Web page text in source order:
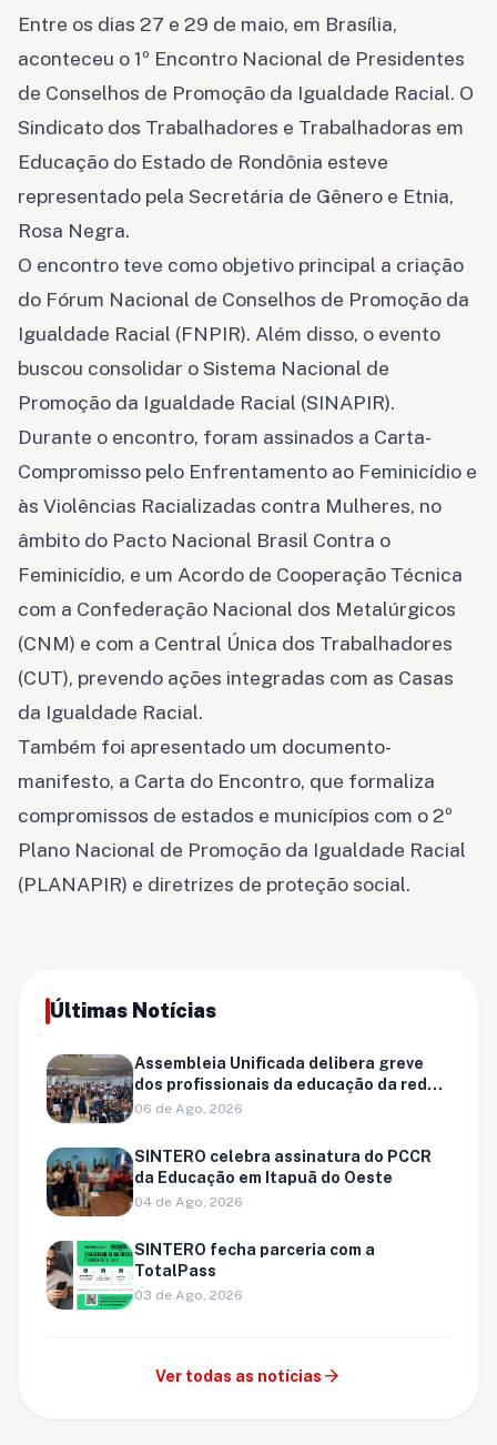
Entre os dias 27 e 29 de maio, em Brasília,
aconteceu o 1º Encontro Nacional de Presidentes
de Conselhos de Promoção da Igualdade Racial. O
Sindicato dos Trabalhadores e Trabalhadoras em
Educação do Estado de Rondônia esteve
representado pela Secretária de Gênero e Etnia,
Rosa Negra.
O encontro teve como objetivo principal a criação
do Fórum Nacional de Conselhos de Promoção da
Igualdade Racial (FNPIR). Além disso, o evento
buscou consolidar o Sistema Nacional de
Promoção da Igualdade Racial (SINAPIR).
Durante o encontro, foram assinados a Carta-
Compromisso pelo Enfrentamento ao Feminicídio e
às Violências Racializadas contra Mulheres, no
âmbito do Pacto Nacional Brasil Contra o
Feminicídio, e um Acordo de Cooperação Técnica
com a Confederação Nacional dos Metalúrgicos
(CNM) e com a Central Única dos Trabalhadores
(CUT), prevendo ações integradas com as Casas
da Igualdade Racial.
Também foi apresentado um documento-
manifesto, a Carta do Encontro, que formaliza
compromissos de estados e municípios com o 2º
Plano Nacional de Promoção da Igualdade Racial
(PLANAPIR) e diretrizes de proteção social.
Últimas Notícias
Assembleia Unificada delibera greve
dos profissionais da educação da rede
municipal de Porto Velho
06 de Ago, 2026
SINTERO celebra assinatura do PCCR
da Educação em Itapuã do Oeste
04 de Ago, 2026
SINTERO fecha parceria com a
TotalPass
03 de Ago, 2026
Ver todas as notícias arrow_forward